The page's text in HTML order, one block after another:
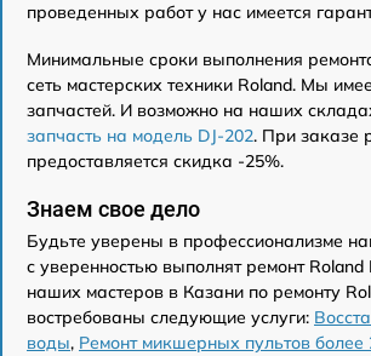
проведенных работ у нас имеется
Минимальные сроки выполнения
сеть мастерских техники Roland. Мы
запчастей. И возможно на наших
запчасть на модель DJ-202. При заказе
предоставляется скидка -25%.
Знаем свое дело
Будьте уверены в профессионализме
с уверенностью выполнят ремонт
наших мастеров в Казани по ремонту
востребованы следующие услуги:
воды, Ремонт микшерных пультов более